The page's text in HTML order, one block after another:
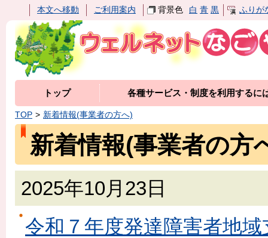
本文へ移動 ご利用案内 背景色 白 青 黒 ふりが
トップ 各種サービス・制度を利用するに
TOP 新着情報(事業者の方へ)
新着情報(事業者の方
2025年10月23日
令和７年度発達障害者地